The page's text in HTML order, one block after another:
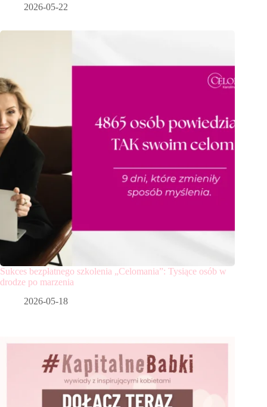
2026-05-22
Sukces bezpłatnego szkolenia „Celomania”: Tysiące osób w
drodze po marzenia
2026-05-18